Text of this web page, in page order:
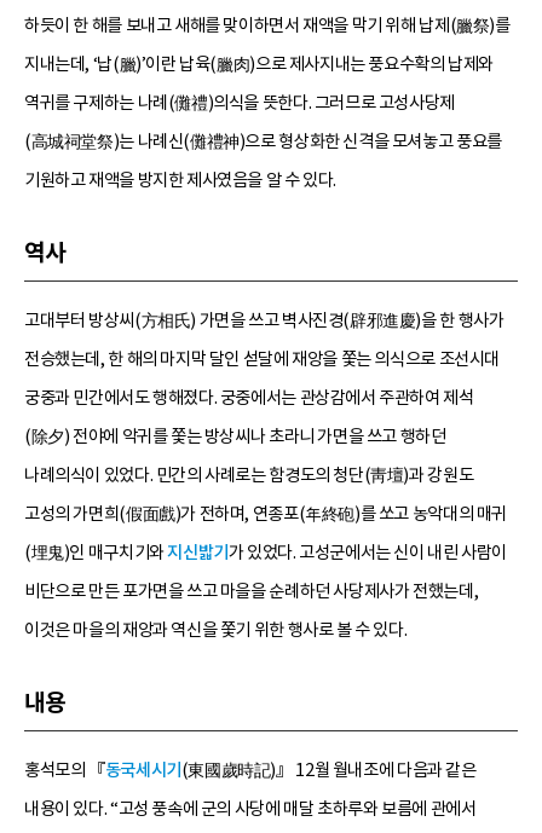
하듯이 한 해를 보내고 새해를 맞이하면서 재액을 막기 위해 납제(臘祭)를
지내는데, ‘납(臘)’이란 납육(臘肉)으로 제사지내는 풍요수확의 납제와
역귀를 구제하는 나례(儺禮)의식을 뜻한다. 그러므로 고성사당제
(高城祠堂祭)는 나례신(儺禮神)으로 형상화한 신격을 모셔놓고 풍요를
기원하고 재액을 방지한 제사였음을 알 수 있다.
역사
고대부터 방상씨(方相氏) 가면을 쓰고 벽사진경(辟邪進慶)을 한 행사가
전승했는데, 한 해의 마지막 달인 섣달에 재앙을 쫓는 의식으로 조선시대
궁중과 민간에서도 행해졌다. 궁중에서는 관상감에서 주관하여 제석
(除夕) 전야에 악귀를 쫓는 방상씨나 초라니 가면을 쓰고 행하던
나례의식이 있었다. 민간의 사례로는 함경도의 청단(靑壇)과 강원도
고성의 가면희(假面戲)가 전하며, 연종포(年終砲)를 쏘고 농악대의 매귀
(埋鬼)인 매구치기와지신밟기 가 있었다. 고성군에서는 신이 내린 사람이
비단으로 만든 포가면을 쓰고 마을을 순례하던 사당제사가 전했는데,
이것은 마을의 재앙과 역신을 쫓기 위한 행사로 볼 수 있다.
내용
홍석모의 『동국세시기 (東國歲時記)』 12월 월내조에 다음과 같은
내용이 있다. “고성 풍속에 군의 사당에 매달 초하루와 보름에 관에서